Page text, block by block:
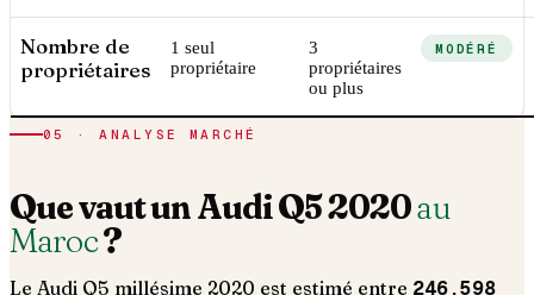
Nombre de
propriétaires
1 seul
propriétaire
3
propriétaires
ou plus
MODÉRÉ
05 · ANALYSE MARCHÉ
Que vaut unAudiQ52020au
Maroc?
Le Audi Q5 millésime 2020 est estimé entre 246.598